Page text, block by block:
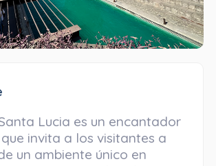
Lucia es un encantador
invita a los visitantes a
un ambiente único en